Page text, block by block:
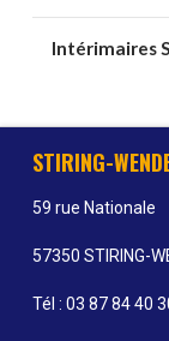
Intérimaires
STIRING-
59 rue Nationale
57350 STIRING-
Tél : 03 87 84 40